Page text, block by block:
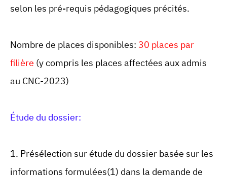
selon les pré-requis pédagogiques précités.
Nombre de places disponibles: 30 places par
filière (y compris les places affectées aux admis
au CNC-2023)
Étude du dossier:
1. Présélection sur étude du dossier basée sur les
informations formulées(1) dans la demande de